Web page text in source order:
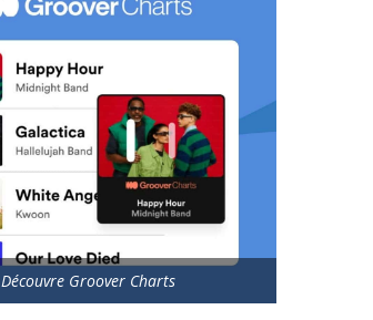
Découvre Groover Charts